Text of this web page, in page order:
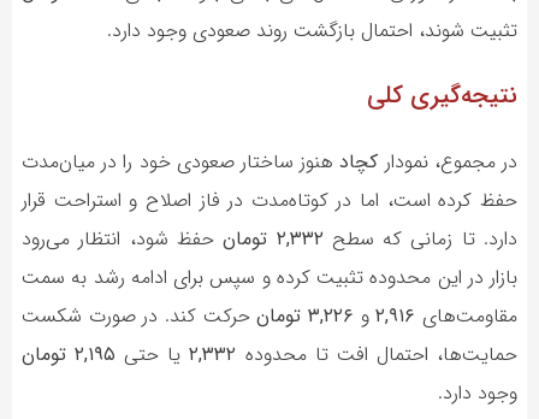
تثبیت شوند، احتمال بازگشت روند صعودی وجود دارد.
نتیجه‌گیری کلی
در مجموع، نمودار کچادهنوز ساختار صعودی خود را در میان‌مدت
حفظ کرده است، اما در کوتاه‌مدت در فاز اصلاح و استراحت قرار
دارد. تا زمانی که سطح ۲,۳۳۲ تومانحفظ شود، انتظار می‌رود
بازار در این محدوده تثبیت کرده و سپس برای ادامه رشد به سمت
مقاومت‌های ۲,۹۱۶و ۳,۲۲۶ تومان
حرکت کند. در صورت شکست
حمایت‌ها، احتمال افت تا محدوده ۲,۳۳۲یا حتی ۲,۱۹۵ تومان
وجود دارد.